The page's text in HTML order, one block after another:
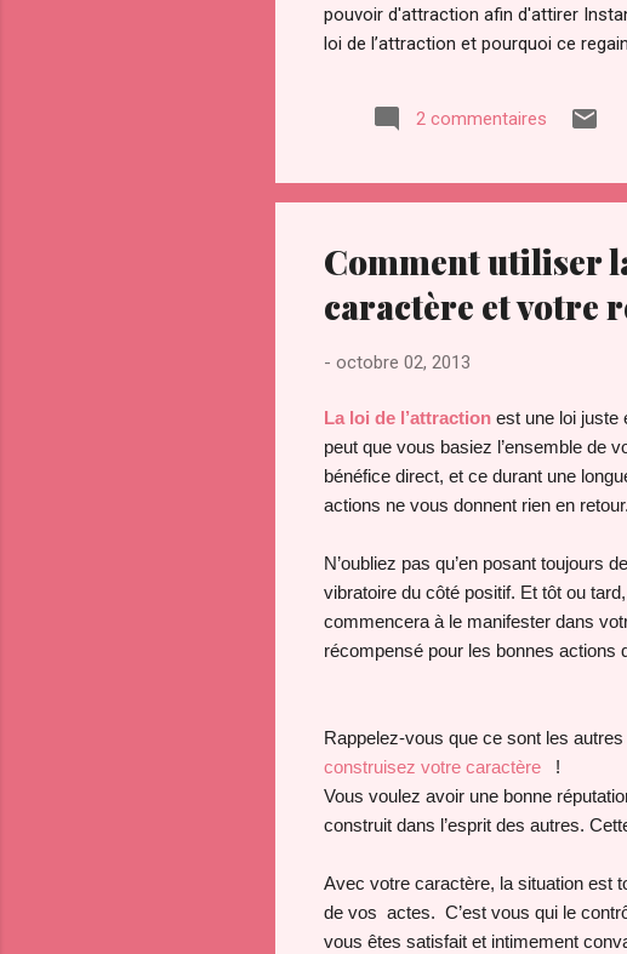
pouvoir d'attraction afin d'attirer
loi de l’attraction et pourquoi ce
convoité depuis la nuit des temps
l’a ardemment convoité, volé
2 commentaires
Comment utiliser
caractère et votre
- octobre 02, 2013
La loi de l’attraction est une loi juste
peut que vous basiez l’ensemble de
bénéfice direct, et ce durant une
actions ne vous donnent rien en retour.
N’oubliez pas qu’en posant toujours
vibratoire du côté positif. Et tôt ou
commencera à le manifester dans
récompensé pour les bonnes actions
Rappelez-vous que ce sont les
construisez votre caractère !
Vous voulez avoir une bonne
construit dans l’esprit des autres.
Avec votre caractère, la situation est
de vos actes. C’est vous qui le
vous êtes satisfait et intimement